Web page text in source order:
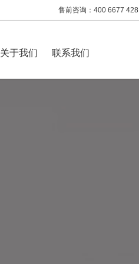
售前咨询：400 6677 428
关于我们 联系我们